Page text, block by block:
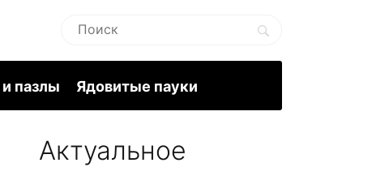
пазлы Ядовитые пауки
Актуальное